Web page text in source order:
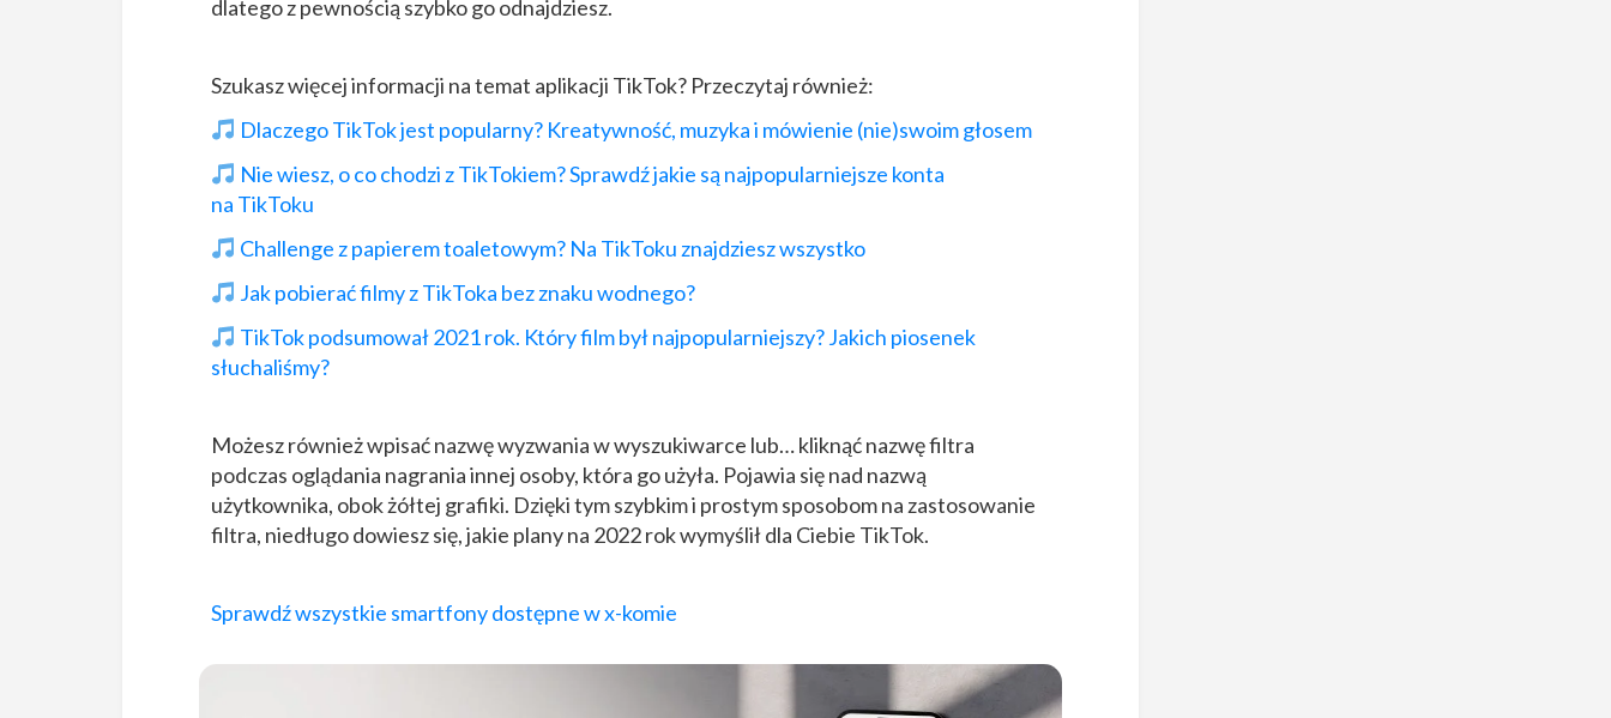
dlatego z pewnością szybko go odnajdziesz.
Szukasz więcej informacji na temat aplikacji TikTok? Przeczytaj również:
Dlaczego TikTok jest popularny? Kreatywność, muzyka i mówienie (nie)swoim głosem
Nie wiesz, o co chodzi z TikTokiem? Sprawdź jakie są najpopularniejsze konta
na TikToku
Challenge z papierem toaletowym? Na TikToku znajdziesz wszystko
Jak pobierać filmy z TikToka bez znaku wodnego?
TikTok podsumował 2021 rok. Który film był najpopularniejszy? Jakich piosenek
słuchaliśmy?
Możesz również wpisać nazwę wyzwania w wyszukiwarce lub… kliknąć nazwę filtra
podczas oglądania nagrania innej osoby, która go użyła. Pojawia się nad nazwą
użytkownika, obok żółtej grafiki. Dzięki tym szybkim i prostym sposobom na zastosowanie
filtra, niedługo dowiesz się, jakie plany na 2022 rok wymyślił dla Ciebie TikTok.
Sprawdź wszystkie smartfony dostępne w x-komie